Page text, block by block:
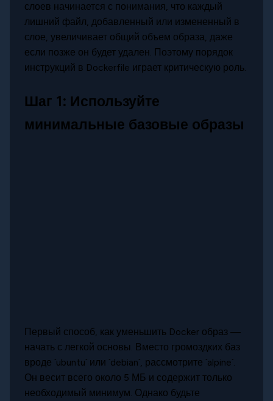
слоев начинается с понимания, что каждый
лишний файл, добавленный или измененный в
слое, увеличивает общий объем образа, даже
если позже он будет удален. Поэтому порядок
инструкций в Dockerfile играет критическую роль.
Шаг 1: Используйте
минимальные базовые образы
Первый способ, как уменьшить Docker образ —
начать с легкой основы. Вместо громоздких баз
вроде `ubuntu` или `debian`, рассмотрите `alpine`.
Он весит всего около 5 МБ и содержит только
необходимый минимум. Однако будьте